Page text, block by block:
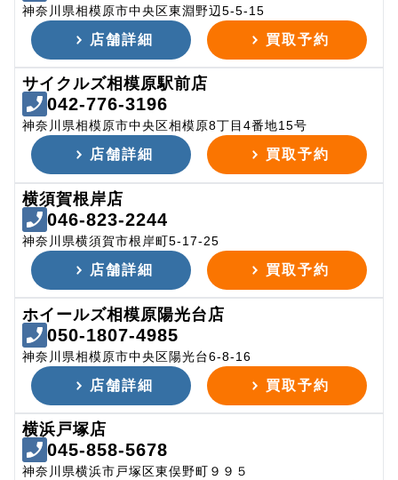
神奈川県相模原市中央区東淵野辺5-5-15
店舗詳細 買取予約
サイクルズ相模原駅前店
042-776-3196
神奈川県相模原市中央区相模原8丁目4番地15号
店舗詳細 買取予約
横須賀根岸店
046-823-2244
神奈川県横須賀市根岸町5-17-25
店舗詳細 買取予約
ホイールズ相模原陽光台店
050-1807-4985
神奈川県相模原市中央区陽光台6-8-16
店舗詳細 買取予約
横浜戸塚店
045-858-5678
神奈川県横浜市戸塚区東俣野町９９５